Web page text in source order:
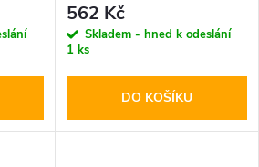
562 Kč
Skladem - hned k odeslání
1 ks
DO KOŠÍKU